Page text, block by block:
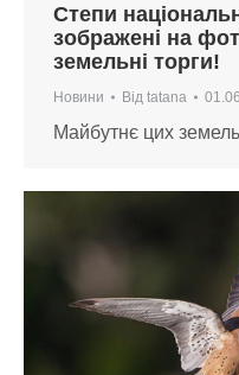
Степи
зображені на
земельні торги!
Новини Від tatana
Майбутнє цих